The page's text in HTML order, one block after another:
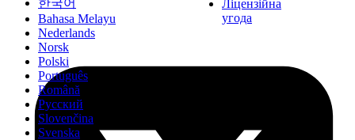
Bahasa Melayu
Nederlands
Norsk
Polski
Português
Română
Русский
Slovenčina
Svenska
Ліцензійна
угода